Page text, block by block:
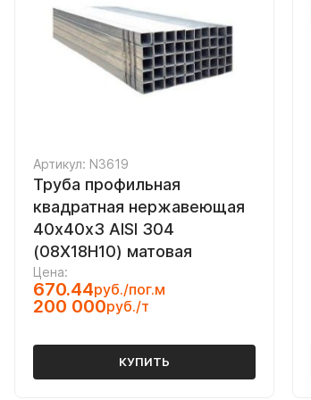
Артикул: N3619
Труба профильная
квадратная нержавеющая
40х40х3 AISI 304
(08Х18Н10) матовая
Цена:
670.44руб./пог.м
200 000руб./т
КУПИТЬ